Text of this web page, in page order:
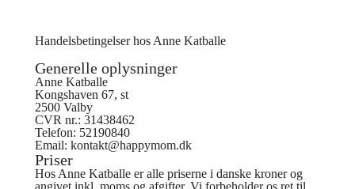
Handelsbetingelser hos Anne Katballe
Generelle oplysninger
Anne Katballe
Kongshaven 67, st
2500 Valby
CVR nr.: 31438462
Telefon: 52190840
Email: kontakt@happymom.dk
Priser
Hos Anne Katballe er alle priserne i danske kroner og
angivet inkl. moms og afgifter. Vi forbeholder os ret til